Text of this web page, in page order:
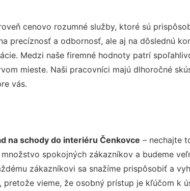
cenovo rozumné služby, ktoré sú
precíznosť a odbornosť, ale aj na dôslednú
Medzi naše firemné hodnoty patrí
mieste. Naši pracovníci majú dlhoročné
vás.
na schody do interiéru Čenkovce – nechajte
spokojných zákazníkov a budeme
zákazníkovi sa snažíme prispôsobiť a
pretože vieme, že osobný prístup je kľúčom k